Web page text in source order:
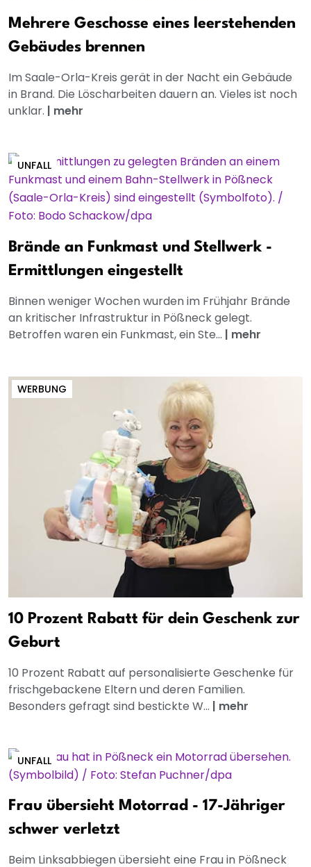
Mehrere Geschosse eines leerstehenden
Gebäudes brennen
Im Saale-Orla-Kreis gerät in der Nacht ein Gebäude
in Brand. Die Löscharbeiten dauern an. Vieles ist noch
unklar. | mehr
UNFALL
Brände an Funkmast und Stellwerk -
Ermittlungen eingestellt
Binnen weniger Wochen wurden im Frühjahr Brände
an kritischer Infrastruktur in Pößneck gelegt.
Betroffen waren ein Funkmast, ein Ste... | mehr
WERBUNG
10 Prozent Rabatt für dein Geschenk zur
Geburt
10 Prozent Rabatt auf personalisierte Geschenke für
frischgebackene Eltern und deren Familien.
Besonders gefragt sind bestickte W... | mehr
UNFALL
Frau übersieht Motorrad - 17-Jähriger
schwer verletzt
Beim Linksabbiegen übersieht eine Frau in Pößneck